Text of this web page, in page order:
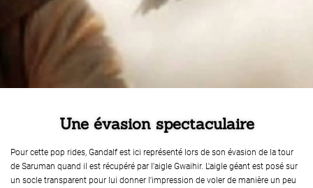
Une évasion spectaculaire
Pour cette pop rides, Gandalf est ici représenté lors de son évasion de la tour
de Saruman quand il est récupéré par l'aigle Gwaihir. L'aigle géant est posé sur
un socle transparent pour lui donner l'impression de voler de manière un peu